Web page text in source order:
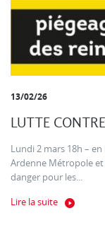
13/02/26
LUTTE
Lundi 2 mars 18h –
Ardenne Métropole
danger pour les...
Lire la suite